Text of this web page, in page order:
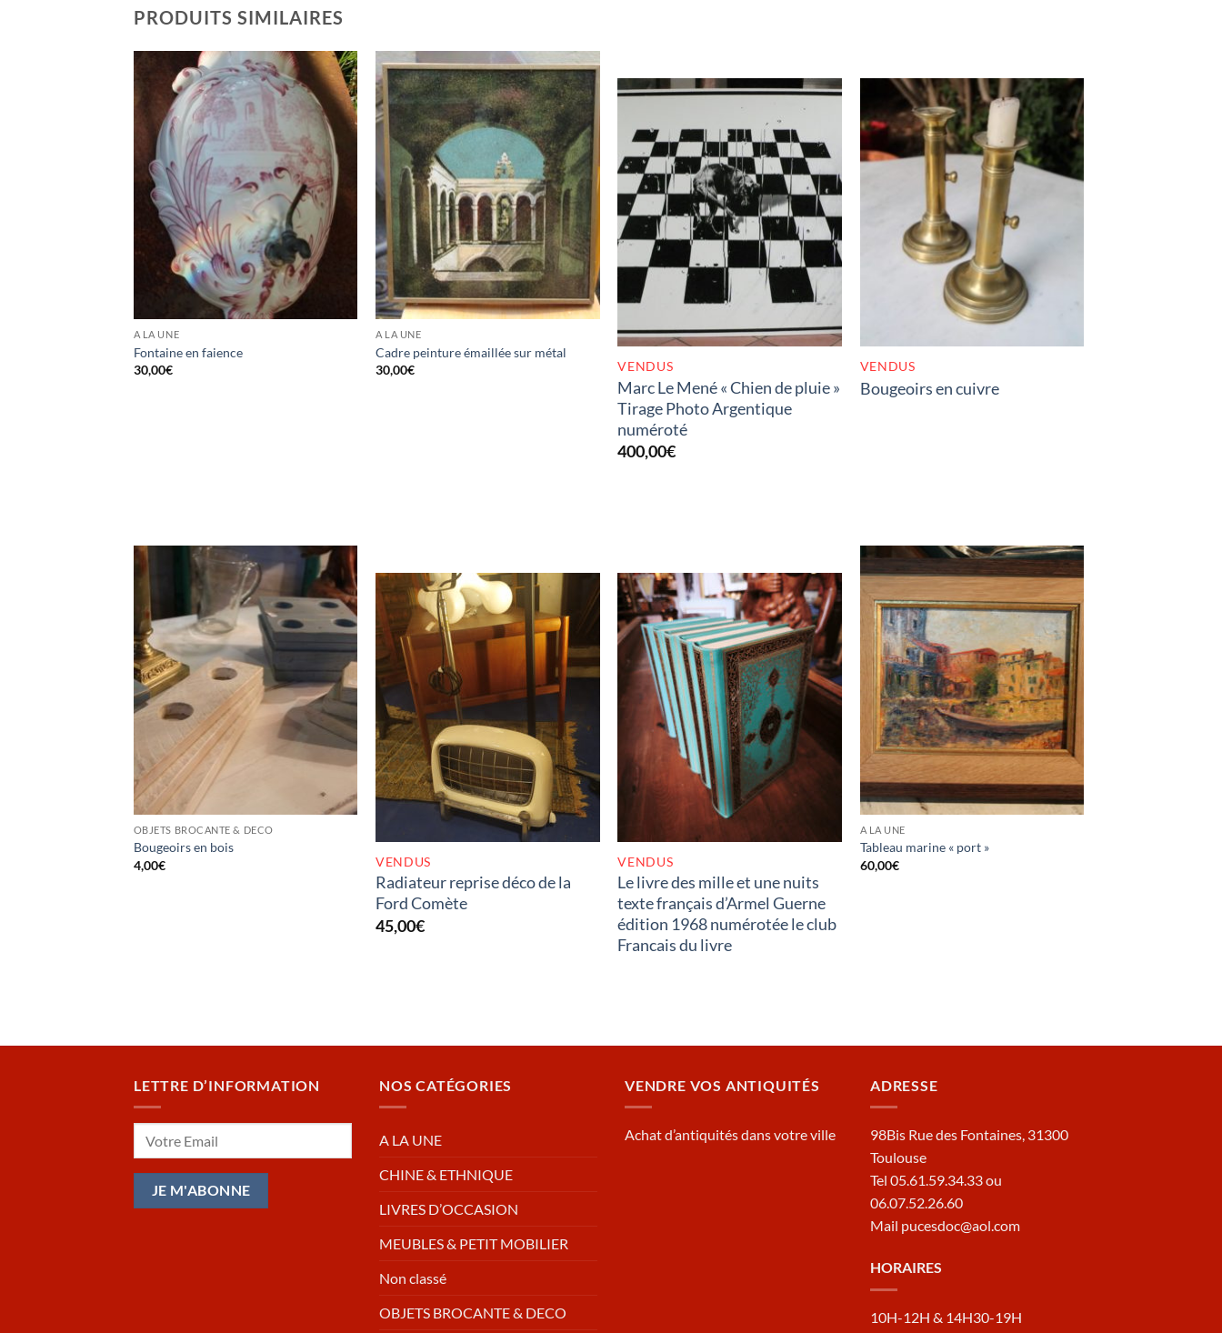
PRODUITS SIMILAIRES
A LA UNE
Fontaine en faience
30,00€
A LA UNE
Cadre peinture émaillée sur métal
30,00€
RUPTURE DE STOCK
VENDUS
Marc Le Mené « Chien de pluie »
Tirage Photo Argentique
numéroté
400,00€
RUPTURE DE STOCK
VENDUS
Bougeoirs en cuivre
OBJETS BROCANTE & DECO
Bougeoirs en bois
4,00€
RUPTURE DE STOCK
VENDUS
Radiateur reprise déco de la
Ford Comète
45,00€
RUPTURE DE STOCK
VENDUS
Le livre des mille et une nuits
texte français d’Armel Guerne
édition 1968 numérotée le club
Francais du livre
A LA UNE
Tableau marine « port »
60,00€
LETTRE D’INFORMATION NOS CATÉGORIES
A LA UNE
CHINE & ETHNIQUE
LIVRES D’OCCASION
MEUBLES & PETIT MOBILIER
Non classé
OBJETS BROCANTE & DECO
VENDRE VOS ANTIQUITÉS
Achat d’antiquités dans votre ville
ADRESSE
98Bis Rue des Fontaines, 31300
Toulouse
Tel 05.61.59.34.33 ou
06.07.52.26.60
Mail pucesdoc@aol.com
HORAIRES
10H-12H & 14H30-19H